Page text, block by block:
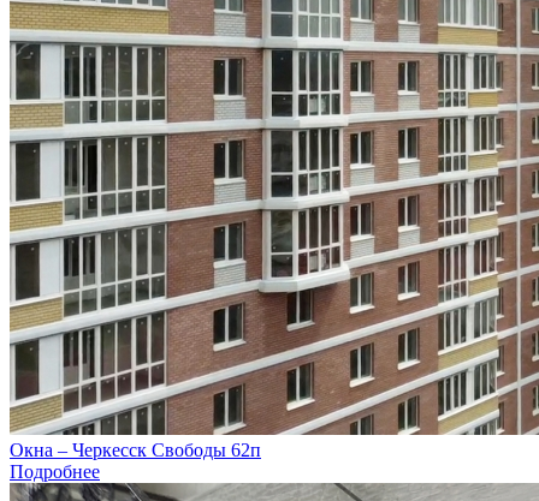
Окна – Черкесск Свободы 62п
Подробнее